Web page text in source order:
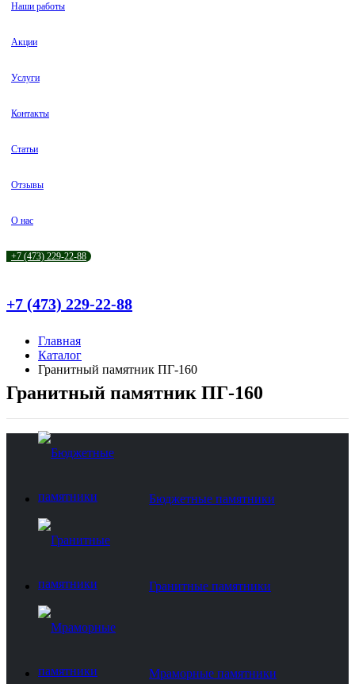
Наши работы
Акции
Услуги
Контакты
Статьи
Отзывы
О нас
+7 (473) 229-22-88
+7 (473) 229-22-88
Главная
Каталог
Гранитный памятник ПГ-160
Гранитный памятник ПГ-160
Бюджетные памятники
Гранитные памятники
Мраморные памятники